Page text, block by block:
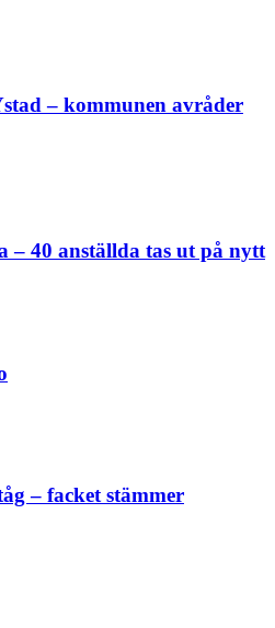
– kommunen avråder
– 40 anställda tas ut på nytt
– facket stämmer